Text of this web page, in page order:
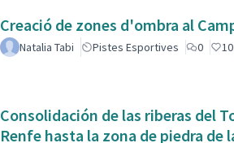
Creació de zones d'ombra al
Natalia Tabi Pistes Esportives 0 10
Consolidación de las riberas del
Renfe hasta la zona de piedra de